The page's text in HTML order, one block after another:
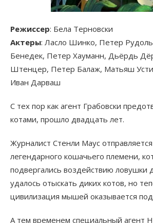
Режиссер: Бела Терновски
Актеры: Ласло Шинко, Петер
Бенедек, Петер Хауманн, Дьёрдь
Штенцер, Петер Балаж, Матьяш
Иван Дарваш
С тех пор как агент Грабовски
котами, прошло двадцать лет.
Журналист Стенли Маус
легендарного кошачьего племени,
подвергались воздействию ловушки
удалось отыскать диких котов, но
цивилизация мышей оказывается под
А тем временем специальный агент